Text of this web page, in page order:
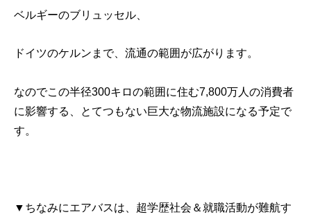
ベルギーのブリュッセル、
ドイツのケルンまで、流通の範囲が広がります。
なのでこの半径300キロの範囲に住む7,800万人の消費者
に影響する、とてつもない巨大な物流施設になる予定で
す。
▼ちなみにエアバスは、超学歴社会＆就職活動が難航す